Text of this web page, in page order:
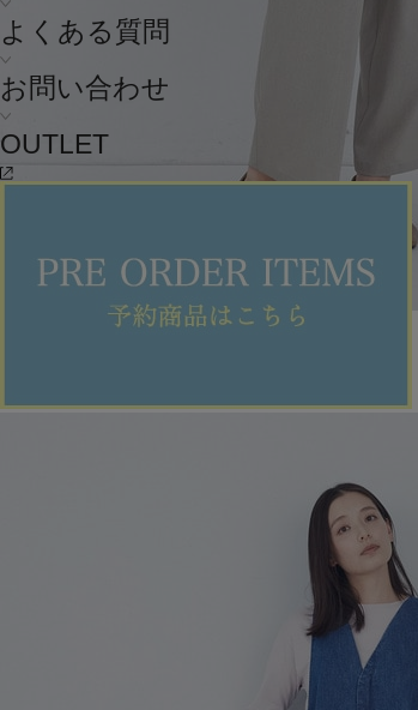
よくある質問
お問い合わせ
OUTLET
ADIEU TRISTESSE
¥13,200